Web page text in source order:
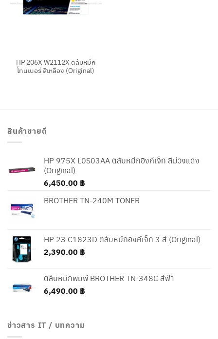
HP 206X W2112X ตลับหมึก
โทนเนอร์ สีเหลือง (Original)
สินค้าขายดี
HP 975X L0S03AA ตลับหมึกอิงค์เจ็ท สีม่วงแดง
(Original)
6,450.00 ฿
BROTHER TN-240M TONER
HP 23 C1823D ตลับหมึกอิงค์เจ็ท 3 สี (Original)
2,390.00 ฿
ตลับหมึกพิมพ์ BROTHER TN-348C สีฟ้า
6,490.00 ฿
ข่าวสาร IT / บทความ